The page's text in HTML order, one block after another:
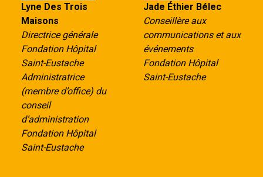
Lyne Des Trois
Maisons
Directrice générale
Fondation Hôpital
Saint-Eustache
Administratrice
(membre d’office) du
conseil
d’administration
Fondation Hôpital
Saint-Eustache
Jade Éthier Bélec
Conseillère aux
communications et aux
événements
Fondation Hôpital
Saint-Eustache